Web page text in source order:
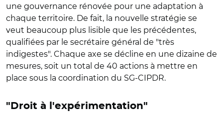
une gouvernance rénovée pour une adaptation à
chaque territoire. De fait, la nouvelle stratégie se
veut beaucoup plus lisible que les précédentes,
qualifiées par le secrétaire général de "très
indigestes". Chaque axe se décline en une dizaine de
mesures, soit un total de 40 actions à mettre en
place sous la coordination du SG-CIPDR.
"Droit à l'expérimentation"